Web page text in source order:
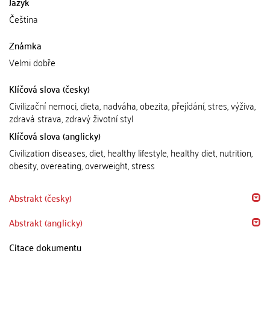
Čeština
Známka
Velmi dobře
Klíčová slova (česky)
Civilizační nemoci, dieta, nadváha, obezita, přejídání, stres, výživa,
zdravá strava, zdravý životní styl
Klíčová slova (anglicky)
Civilization diseases, diet, healthy lifestyle, healthy diet, nutrition,
obesity, overeating, overweight, stress
Abstrakt (česky)
Abstrakt (anglicky)
Citace dokumentu